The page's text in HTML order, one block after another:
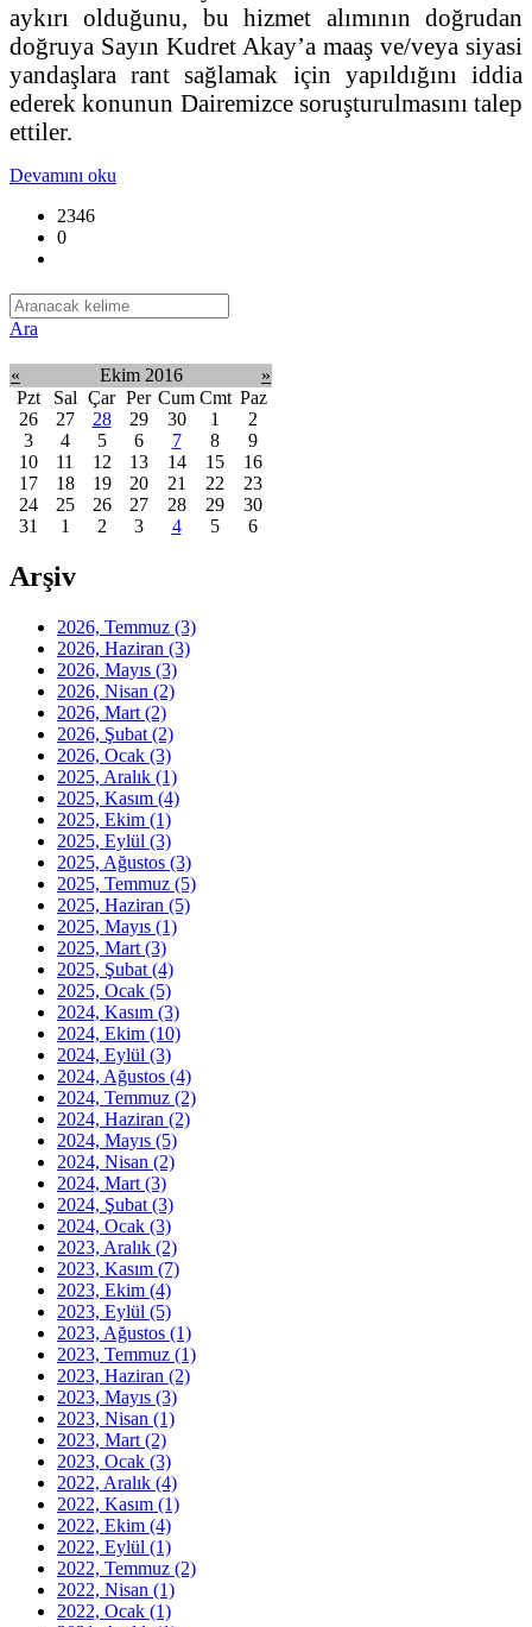
aykırı olduğunu, bu hizmet alımının doğrudan
doğruya Sayın Kudret Akay’a maaş ve/veya siyasi
yandaşlara rant sağlamak için yapıldığını iddia
ederek konunun Dairemizce soruşturulmasını talep
ettiler.
Devamını oku
2346
0
Ara
« Ekim 2016
»
Pzt
Sal Çar Per Cum Cmt Paz
26
27 28 29 30 1
2
3
4 5 6 7 8
9
10
11 12 13 14 15
16
17
18 19 20 21 22
23
24
25 26 27 28 29
30
31
1 2 3 4 5 6
Arşiv
2026, Temmuz (3)
2026, Haziran (3)
2026, Mayıs (3)
2026, Nisan (2)
2026, Mart (2)
2026, Şubat (2)
2026, Ocak (3)
2025, Aralık (1)
2025, Kasım (4)
2025, Ekim (1)
2025, Eylül (3)
2025, Ağustos (3)
2025, Temmuz (5)
2025, Haziran (5)
2025, Mayıs (1)
2025, Mart (3)
2025, Şubat (4)
2025, Ocak (5)
2024, Kasım (3)
2024, Ekim (10)
2024, Eylül (3)
2024, Ağustos (4)
2024, Temmuz (2)
2024, Haziran (2)
2024, Mayıs (5)
2024, Nisan (2)
2024, Mart (3)
2024, Şubat (3)
2024, Ocak (3)
2023, Aralık (2)
2023, Kasım (7)
2023, Ekim (4)
2023, Eylül (5)
2023, Ağustos (1)
2023, Temmuz (1)
2023, Haziran (2)
2023, Mayıs (3)
2023, Nisan (1)
2023, Mart (2)
2023, Ocak (3)
2022, Aralık (4)
2022, Kasım (1)
2022, Ekim (4)
2022, Eylül (1)
2022, Temmuz (2)
2022, Nisan (1)
2022, Ocak (1)